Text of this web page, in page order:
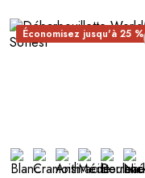
Économisez jusqu'à 25 %